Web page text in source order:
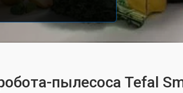
пылесоса Tefal